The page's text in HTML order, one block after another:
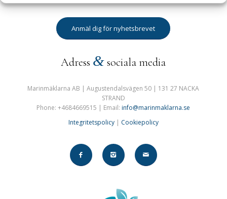
Anmäl dig för nyhetsbrevet
Adress &sociala media
Marinmäklarna AB | Augustendalsvägen 50 | 131 27 NACKA
STRAND
Phone: +4684669515 | Email:info@marinmaklarna.se
Integritetspolicy| Cookiepolicy